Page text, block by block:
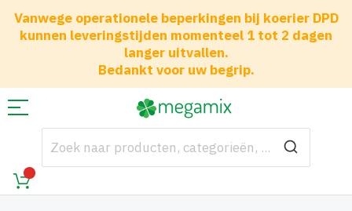
Vanwege operationele beperkingen bij koerier DPD
kunnen leveringstijden momenteel 1 tot 2 dagen
langer uitvallen.
Bedankt voor uw begrip.